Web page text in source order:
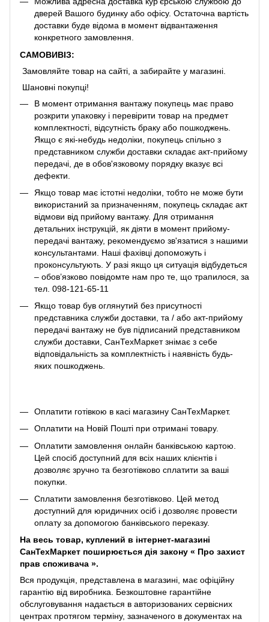
дверей Вашого будинку або офісу. Остаточна вартість
доставки буде відома в момент відвантаження
конкретного замовлення.
САМОВИВІЗ:
Замовляйте товар на сайті, а забирайте у магазині.
Шановні покупці!
В момент отримання вантажу покупець має право
розкрити упаковку і перевірити товар на предмет
комплектності, відсутність браку або пошкоджень.
Якщо є які-небудь недоліки, покупець спільно з
представником служби доставки складає акт-прийому
передачі, де в обов'язковому порядку вказує всі
дефекти.
Якщо товар має істотні недоліки, тобто не може бути
використаний за призначенням, покупець складає акт
відмови від прийому вантажу. Для отримання
детальних інструкцій, як діяти в момент прийому-
передачі вантажу, рекомендуємо зв'язатися з нашими
консультантами. Наші фахівці допоможуть і
проконсультують. У разі якщо ця ситуація відбудеться
– обов’язково повідомте нам про те, що трапилося, за
тел. 098-121-65-11
Якщо товар був оглянутий без присутності
представника служби доставки, та / або акт-прийому
передачі вантажу не був підписаний представником
служби доставки, СанТехМаркет знімає з себе
відповідальність за комплектність і наявність будь-
яких пошкоджень.
Оплатити готівкою в касі магазину СанТехМаркет.
Оплатити на Новій Пошті при отримані товару.
Оплатити замовлення онлайн банківською картою.
Цей спосіб доступний для всіх наших клієнтів і
дозволяє зручно та безготівково сплатити за ваші
покупки.
Сплатити замовлення безготівково. Цей метод
доступний для юридичних осіб і дозволяє провести
оплату за допомогою банківського переказу.
На весь товар, куплений в інтернет-магазині
СанТехМаркет поширюється дія закону « Про захист
прав споживача ».
Вся продукція, представлена ​​в магазині, має офіційну
гарантію від виробника. Безкоштовне гарантійне
обслуговування надається в авторизованих сервісних
центрах протягом терміну, зазначеного в документах на